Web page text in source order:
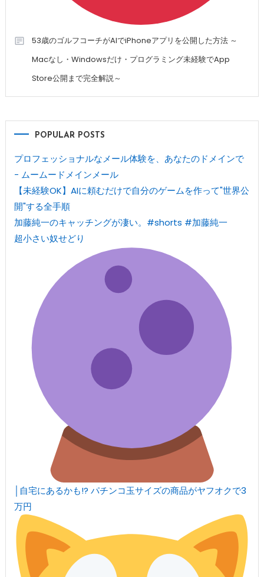
53歳のゴルフコーチがAIでiPhoneアプリを公開した方法 ～
Macなし・Windowsだけ・プログラミング未経験でApp
Store公開まで完全解説～
POPULAR POSTS
プロフェッショナルなメール体験を、あなたのドメインで
- ムームードメインメール
【未経験OK】AIに頼むだけで自分のゲームを作って"世界公
開"する全手順
加藤純一のキャッチングが凄い。#shorts #加藤純一
超小さい奴せどり
│自宅にあるかも!? パチンコ玉サイズの商品がヤフオクで3
万円